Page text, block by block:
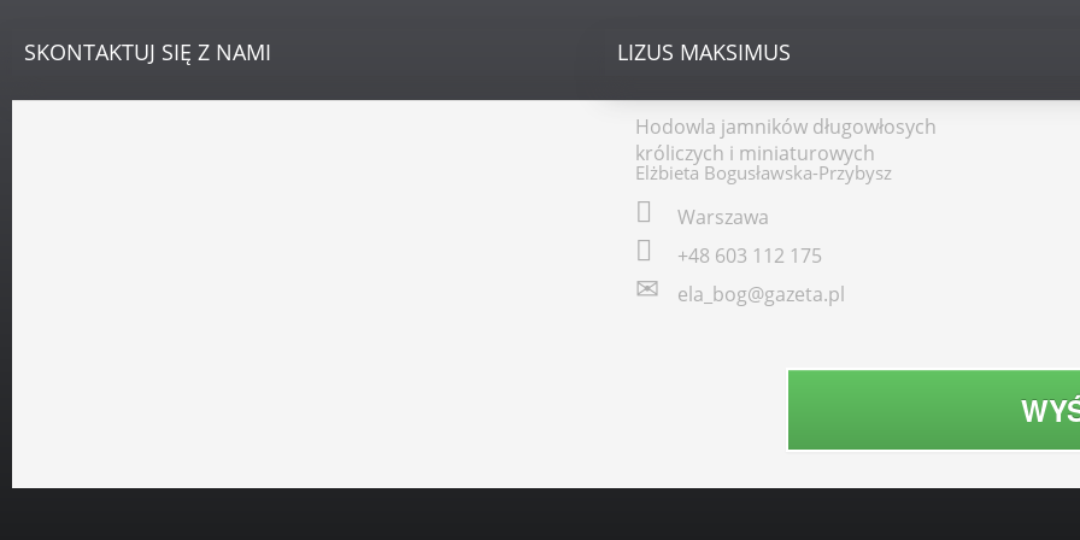
LIZUS MAKSIMUS
Hodowla jamników długowłosych
króliczych i miniaturowych
Elżbieta Bogusławska-Przybysz
Warszawa
+48 603 112 175
ela_bog@gazeta.pl
SKONTAKTUJ SIĘ Z NAMI